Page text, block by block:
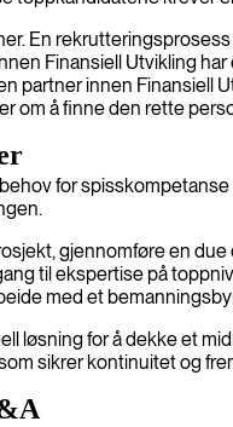
En
Finansiell Utvikling
partner innen
om å finne den rette
for
gjennomføre en
til ekspertise på
med et
løsning for å dekke et
sikrer kontinuitet og